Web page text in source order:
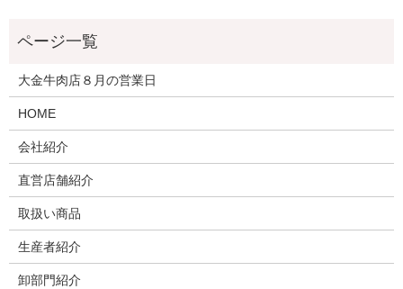
大金牛肉店８月の営業日
HOME
会社紹介
直営店舗紹介
取扱い商品
生産者紹介
卸部門紹介